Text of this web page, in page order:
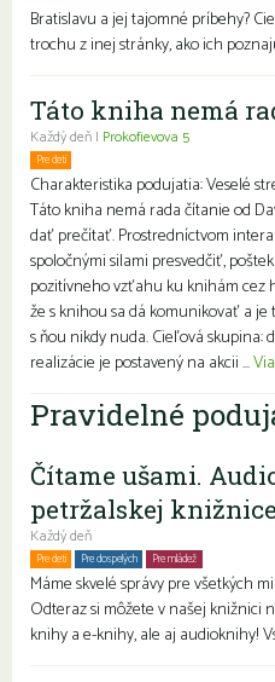
Bratislavu a jej tajomné príbehy?
trochu z inej stránky, ako ich
Táto kniha nemá
Každý deň | Prokofievova 5
Pre deti
Charakteristika podujatia: Veselé
Táto kniha nemá rada čítanie od
dať prečítať. Prostredníctvom
spoločnými silami presvedčiť,
pozitívneho vzťahu ku knihám cez
že s knihou sa dá komunikovať a
s ňou nikdy nuda. Cieľová skupina:
realizácie je postavený na akcii ...
Pravidelné
Čítame ušami.
petržalskej knižnice
Každý deň
Pre deti Pre dospelých Pre mládež
Máme skvelé správy pre všetkých
Odteraz si môžete v našej knižnici
knihy a e-knihy, ale aj audioknihy!